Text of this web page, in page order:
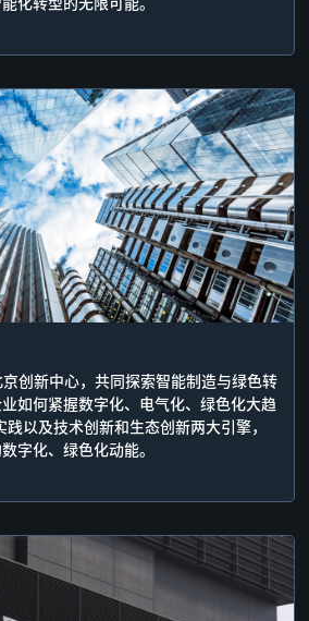
创新中心，共同探索智能制造与绿色转
如何紧握数字化、电气化、绿色化大趋
以及技术创新和生态创新两大引擎，
字化、绿色化动能。